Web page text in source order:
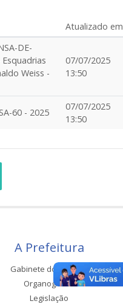
Atualizado em
DE-
Esquadrias
Weiss -
07/07/2025
13:50
60 - 2025
07/07/2025
13:50
A Prefeitura
Gabinete do Prefeito
Organograma
Legislação